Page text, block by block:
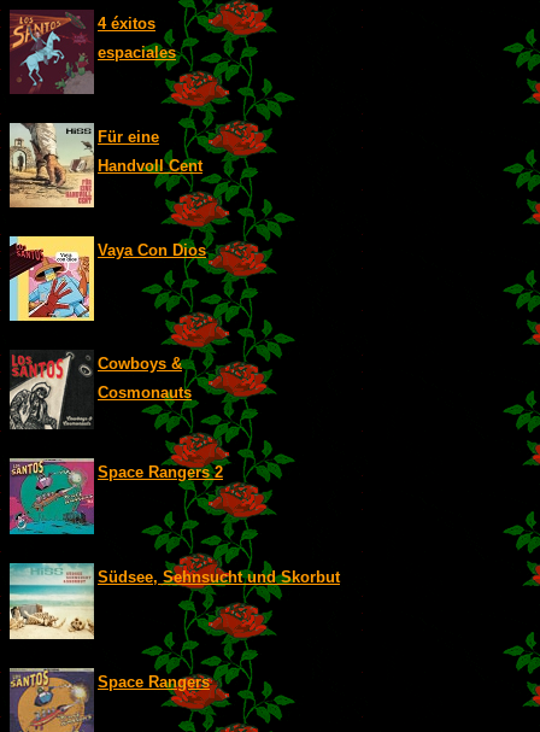
4 éxitos
espaciales
Für eine
Handvoll Cent
Vaya Con Dios
Cowboys &
Cosmonauts
Space Rangers 2
Südsee, Sehnsucht und Skorbut
Space Rangers